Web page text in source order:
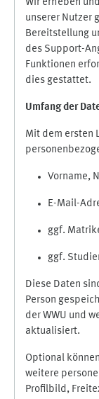
Wir erheben
unserer Nutzer
Bereitstellung
des Support-
Funktionen
dies gestattet.
Umfang der
Mit dem ersten
Vorname,
E-Mail-
ggf.
ggf.
Diese Daten
Person
der WWU und
aktualisiert.
Optional
weitere
Profilbild,